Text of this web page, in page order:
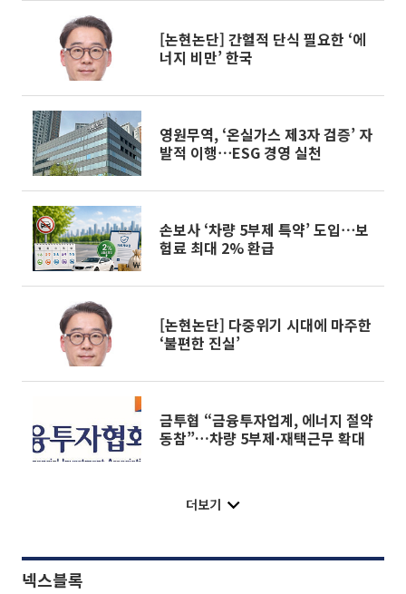
[논현논단] 간헐적 단식 필요한 ‘에
너지 비만’ 한국
영원무역, ‘온실가스 제3자 검증’ 자
발적 이행⋯ESG 경영 실천
손보사 ‘차량 5부제 특약’ 도입⋯보
험료 최대 2% 환급
[논현논단] 다중위기 시대에 마주한
‘불편한 진실’
금투협 “금융투자업계, 에너지 절약
동참”…차량 5부제·재택근무 확대
더보기
넥스블록